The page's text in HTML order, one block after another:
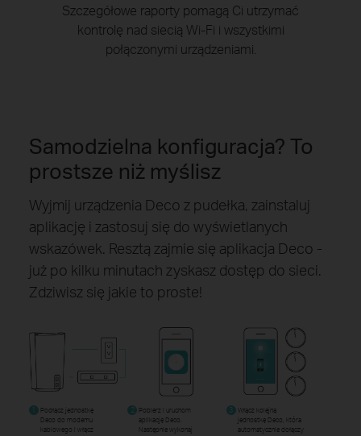
Szczegółowe raporty pomagą Ci utrzymać
kontrolę nad siecią Wi-Fi i wszystkimi
połączonymi urządzeniami.
Samodzielna konfiguracja? To
prostsze niż myślisz
Wyjmij urządzenia Deco z pudełka, zainstaluj
aplikację i zastosuj się do wyświetlanych
wskazówek. Resztą zajmie się aplikacja Deco -
już po kilku minutach zyskasz dostęp do sieci.
Zdziwisz się jakie to proste!
Podłącz jednostkę
Deco do modemu
kablowego i włącz
2
Pobierz i uruchom
aplikację Deco.
Następnie wykonaj
3
Włącz kolejną
jednostkę Deco, która
automatycznie dołączy